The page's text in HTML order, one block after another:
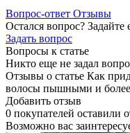
Вопрос-ответ Отзывы
Остался вопрос?
Задать вопрос
Вопросы к статье
Никто еще не задал
Отзывы о статье Как
волосы пышными и
Добавить отзыв
0 покупателей оставили
Возможно вас